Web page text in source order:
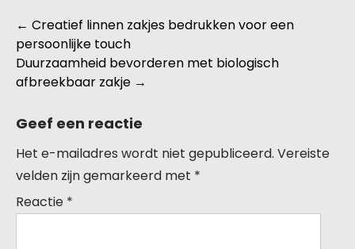
Berichtnavigatie
← Creatief linnen zakjes bedrukken voor een
persoonlijke touch
Duurzaamheid bevorderen met biologisch
afbreekbaar zakje →
Geef een reactie
Het e-mailadres wordt niet gepubliceerd. Vereiste
velden zijn gemarkeerd met *
Reactie *